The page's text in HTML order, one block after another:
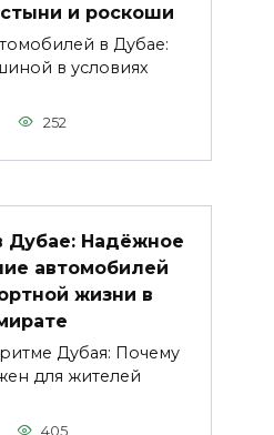
и роскоши
в Дубае:
в условиях
252
Дубае: Надёжное
автомобилей
жизни в
Дубая: Почему
для жителей
405